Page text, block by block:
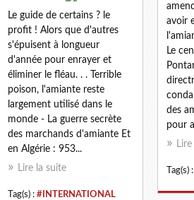
Le guide de certains ? le
profit ! Alors que d'autres
s'épuisent à longueur
d'année pour enrayer et
éliminer le fléau. . . Terrible
poison, l'amiante reste
largement utilisé dans le
monde - La guerre secrète
des marchands d'amiante Et
en Algérie : 953...
Lire la suite
Tag(s) : #INTERNATIONAL
avoir
Le
des
pour
Tag(s) :